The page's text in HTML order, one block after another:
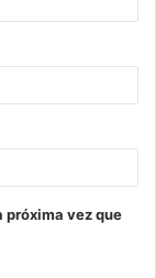
próxima vez que